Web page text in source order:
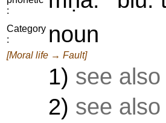
:
Category
:
noun
[Moral life → Fault]
1) see also
2) see also